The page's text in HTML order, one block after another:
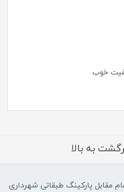
خوب
به بالا
مقابل پارکینگ طبقاتی شهرداری